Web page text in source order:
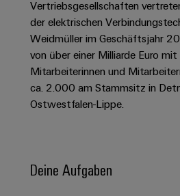
und
-
verteilung
und
Sicherheit
für
Lösungen
und
Feldebene
Feldverdrahtung
Smart
Cabinet
Metering
&
Migrationslösungen
Serviceschnittstellen
Verteilerboxen
Koppelrelais
Connectivity
Consulting
Digitales
Engineering
Weidmüller
Connector
Services
Messen
Newsletter
Anmeldung
Kundenservice
Preisliste
Weidmüller
Welt
Orange
Mag
|
Management
Stellen
für
Studierende
Für
Ausbildung
Vertriebsgesellschaften
der elektrischen
Weidmüller im Geschäftsjahr
von über einer Milliarde Euro
Mitarbeiterinnen und
ca. 2.000 am Stammsitz in
Ostwestfalen-Lippe.
Deine Aufgaben